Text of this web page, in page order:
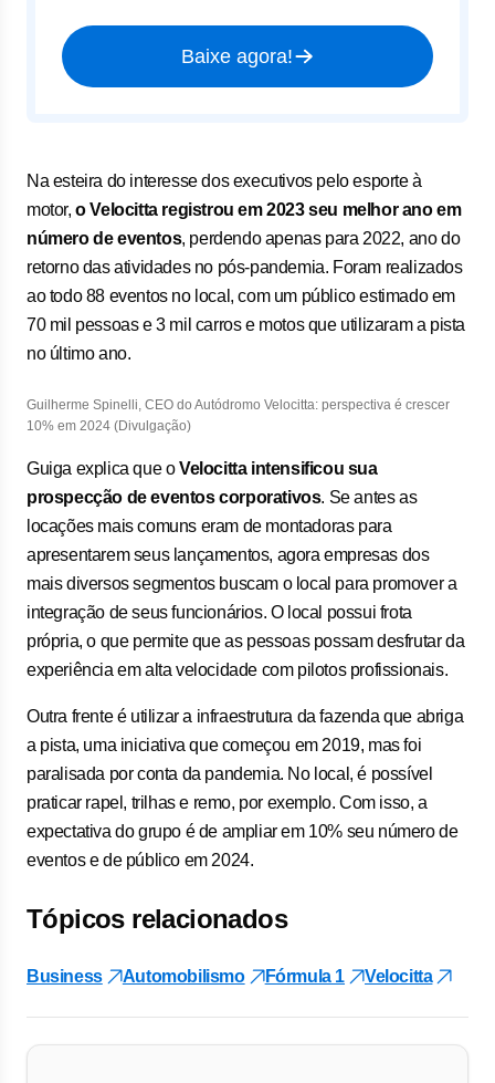
Baixe agora!
Na esteira do interesse dos executivos pelo esporte à
motor, o Velocitta registrou em 2023 seu melhor ano em
número de eventos, perdendo apenas para 2022, ano do
retorno das atividades no pós-pandemia. Foram realizados
ao todo 88 eventos no local, com um público estimado em
70 mil pessoas e 3 mil carros e motos que utilizaram a pista
no último ano.
Guilherme Spinelli, CEO do Autódromo Velocitta: perspectiva é crescer
10% em 2024 (Divulgação)
Guiga explica que oVelocitta intensificou sua
prospecção de eventos corporativos. Se antes as
locações mais comuns eram de montadoras para
apresentarem seus lançamentos, agora empresas dos
mais diversos segmentos buscam o local para promover a
integração de seus funcionários. O local possui frota
própria, o que permite que as pessoas possam desfrutar da
experiência em alta velocidade com pilotos profissionais.
Outra frente é utilizar a infraestrutura da fazenda que abriga
a pista, uma iniciativa que começou em 2019, mas foi
paralisada por conta da pandemia. No local, é possível
praticar rapel, trilhas e remo, por exemplo. Com isso, a
expectativa do grupo é de ampliar em 10% seu número de
eventos e de público em 2024.
Tópicos relacionados
Business Automobilismo Fórmula 1 Velocitta